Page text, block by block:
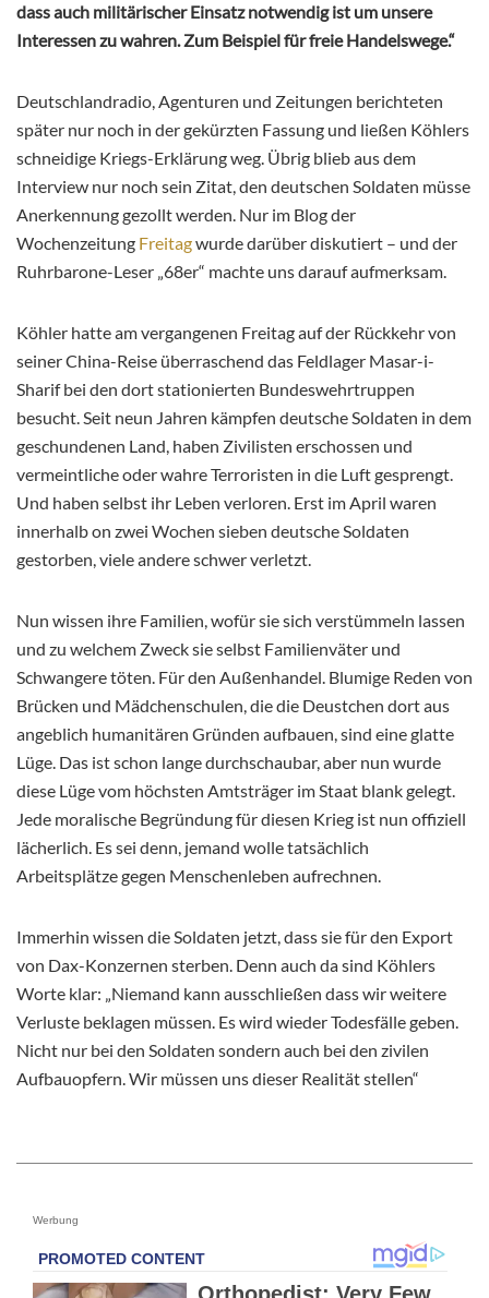
dass auch militärischer Einsatz notwendig ist um unsere
Interessen zu wahren. Zum Beispiel für freie Handelswege.“
Deutschlandradio, Agenturen und Zeitungen berichteten
später nur noch in der gekürzten Fassung und ließen Köhlers
schneidige Kriegs-Erklärung weg. Übrig blieb aus dem
Interview nur noch sein Zitat, den deutschen Soldaten müsse
Anerkennung gezollt werden. Nur im Blog der
Wochenzeitung Freitagwurde darüber diskutiert – und der
Ruhrbarone-Leser „68er“ machte uns darauf aufmerksam.
Köhler hatte am vergangenen Freitag auf der Rückkehr von
seiner China-Reise überraschend das Feldlager Masar-i-
Sharif bei den dort stationierten Bundeswehrtruppen
besucht. Seit neun Jahren kämpfen deutsche Soldaten in dem
geschundenen Land, haben Zivilisten erschossen und
vermeintliche oder wahre Terroristen in die Luft gesprengt.
Und haben selbst ihr Leben verloren. Erst im April waren
innerhalb on zwei Wochen sieben deutsche Soldaten
gestorben, viele andere schwer verletzt.
Nun wissen ihre Familien, wofür sie sich verstümmeln lassen
und zu welchem Zweck sie selbst Familienväter und
Schwangere töten. Für den Außenhandel. Blumige Reden von
Brücken und Mädchenschulen, die die Deustchen dort aus
angeblich humanitären Gründen aufbauen, sind eine glatte
Lüge. Das ist schon lange durchschaubar, aber nun wurde
diese Lüge vom höchsten Amtsträger im Staat blank gelegt.
Jede moralische Begründung für diesen Krieg ist nun offiziell
lächerlich. Es sei denn, jemand wolle tatsächlich
Arbeitsplätze gegen Menschenleben aufrechnen.
Immerhin wissen die Soldaten jetzt, dass sie für den Export
von Dax-Konzernen sterben. Denn auch da sind Köhlers
Worte klar: „Niemand kann ausschließen dass wir weitere
Verluste beklagen müssen. Es wird wieder Todesfälle geben.
Nicht nur bei den Soldaten sondern auch bei den zivilen
Aufbauopfern. Wir müssen uns dieser Realität stellen“
Werbung